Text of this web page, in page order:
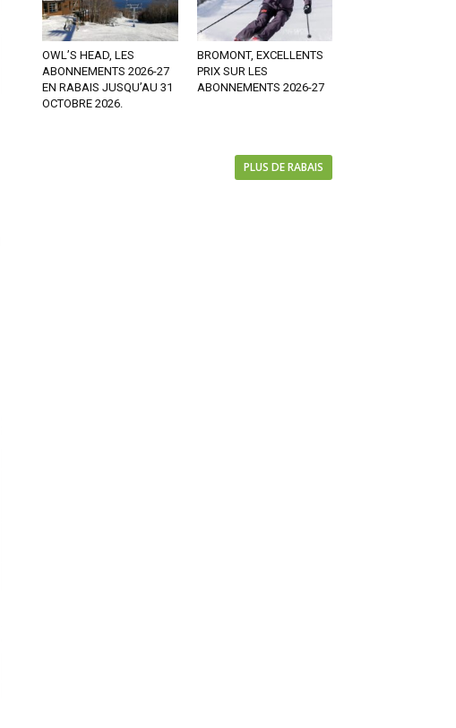
OWL’S HEAD, LES
ABONNEMENTS 2026-27
EN RABAIS JUSQU’AU 31
OCTOBRE 2026.
BROMONT, EXCELLENTS
PRIX SUR LES
ABONNEMENTS 2026-27
PLUS DE RABAIS